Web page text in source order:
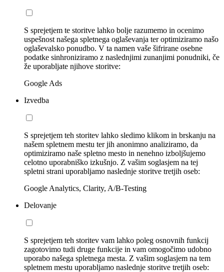
S sprejetjem te storitve lahko bolje razumemo in ocenimo
uspešnost našega spletnega oglaševanja ter optimiziramo našo
oglaševalsko ponudbo. V ta namen vaše šifrirane osebne
podatke sinhroniziramo z naslednjimi zunanjimi ponudniki, če
že uporabljate njihove storitve:
Google Ads
Izvedba
S sprejetjem teh storitev lahko sledimo klikom in brskanju na
našem spletnem mestu ter jih anonimno analiziramo, da
optimiziramo naše spletno mesto in nenehno izboljšujemo
celotno uporabniško izkušnjo. Z vašim soglasjem na tej
spletni strani uporabljamo naslednje storitve tretjih oseb:
Google Analytics, Clarity, A/B-Testing
Delovanje
S sprejetjem teh storitev vam lahko poleg osnovnih funkcij
zagotovimo tudi druge funkcije in vam omogočimo udobno
uporabo našega spletnega mesta. Z vašim soglasjem na tem
spletnem mestu uporabljamo naslednje storitve tretjih oseb: